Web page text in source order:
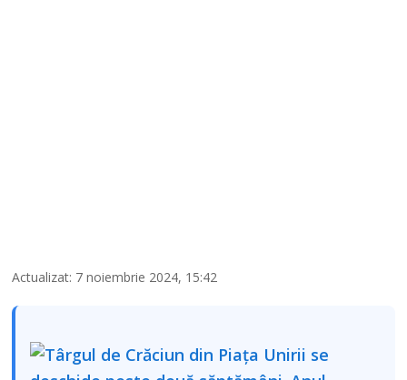
Actualizat: 7 noiembrie 2024, 15:42